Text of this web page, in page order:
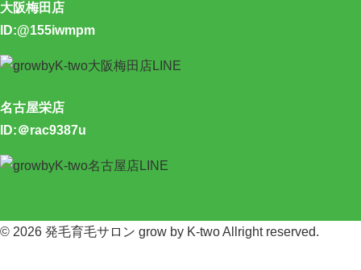
大阪梅田店
ID:@155iwmpm
名古屋栄店
ID:＠rac9387u
© 2026 発毛育毛サロン grow by K-twoAllright reserved.